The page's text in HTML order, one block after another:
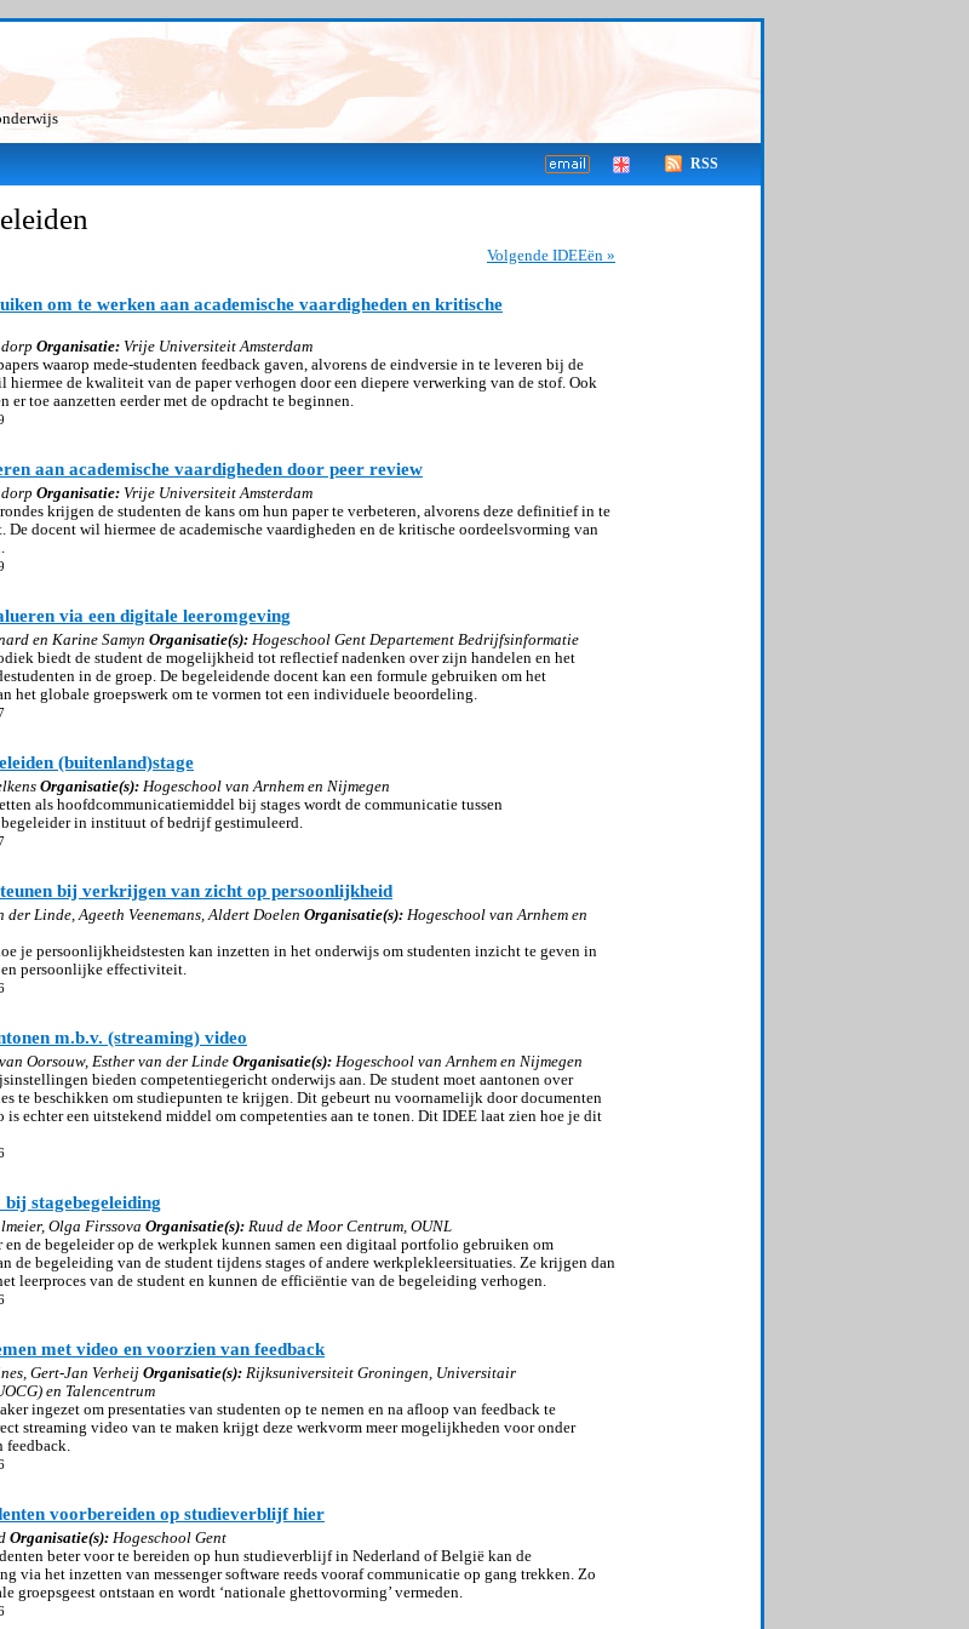
RSS
Volgende IDEEën »
om te werken aan academische vaardigheden en kritische
Organisatie: Vrije Universiteit Amsterdam
waarop mede-studenten feedback gaven, alvorens de eindversie in te leveren bij de
hiermee de kwaliteit van de paper verhogen door een diepere verwerking van de stof. Ook
er toe aanzetten eerder met de opdracht te beginnen.
aan academische vaardigheden door peer review
Organisatie: Vrije Universiteit Amsterdam
krijgen de studenten de kans om hun paper te verbeteren, alvorens deze definitief in te
De docent wil hiermee de academische vaardigheden en de kritische oordeelsvorming van
via een digitale leeromgeving
en Karine Samyn Organisatie(s): Hogeschool Gent Departement Bedrijfsinformatie
biedt de student de mogelijkheid tot reflectief nadenken over zijn handelen en het
in de groep. De begeleidende docent kan een formule gebruiken om het
het globale groepswerk om te vormen tot een individuele beoordeling.
(buitenland)stage
Organisatie(s): Hogeschool van Arnhem en Nijmegen
als hoofdcommunicatiemiddel bij stages wordt de communicatie tussen
in instituut of bedrijf gestimuleerd.
bij verkrijgen van zicht op persoonlijkheid
der Linde, Ageeth Veenemans, Aldert Doelen Organisatie(s): Hogeschool van Arnhem en
je persoonlijkheidstesten kan inzetten in het onderwijs om studenten inzicht te geven in
persoonlijke effectiviteit.
m.b.v. (streaming) video
Oorsouw, Esther van der Linde Organisatie(s): Hogeschool van Arnhem en Nijmegen
bieden competentiegericht onderwijs aan. De student moet aantonen over
te beschikken om studiepunten te krijgen. Dit gebeurt nu voornamelijk door documenten
is echter een uitstekend middel om competenties aan te tonen. Dit IDEE laat zien hoe je dit
stagebegeleiding
Olga Firssova Organisatie(s): Ruud de Moor Centrum, OUNL
de begeleider op de werkplek kunnen samen een digitaal portfolio gebruiken om
de begeleiding van de student tijdens stages of andere werkplekleersituaties. Ze krijgen dan
leerproces van de student en kunnen de efficiëntie van de begeleiding verhogen.
met video en voorzien van feedback
Gert-Jan Verheij Organisatie(s): Rijksuniversiteit Groningen, Universitair
en Talencentrum
ingezet om presentaties van studenten op te nemen en na afloop van feedback te
streaming video van te maken krijgt deze werkvorm meer mogelijkheden voor onder
feedback.
voorbereiden op studieverblijf hier
Organisatie(s): Hogeschool Gent
beter voor te bereiden op hun studieverblijf in Nederland of België kan de
via het inzetten van messenger software reeds vooraf communicatie op gang trekken. Zo
groepsgeest ontstaan en wordt ‘nationale ghettovorming’ vermeden.